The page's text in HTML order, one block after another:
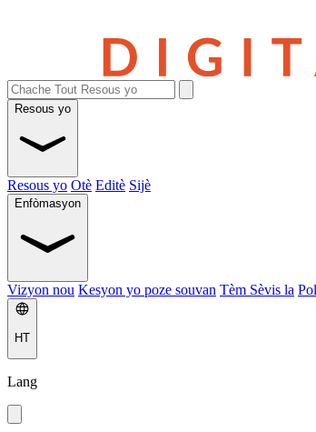
Resous yo
Resous yo Otè Editè Sijè
Enfòmasyon
Vizyon nou Kesyon yo poze souvan Tèm Sèvis la
HT
Lang